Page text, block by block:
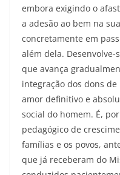
embora exigindo o
a adesão ao bem na
concretamente em
além dela.
que avança
integração dos dons de
amor definitivo e
social do homem. É,
pedagógico de
famílias e os povos,
que já receberam do